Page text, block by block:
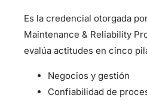
Es la credencial otorgada
Maintenance & Reliability
evalúa actitudes en cinco
Negocios y gestión
Confiabilidad de